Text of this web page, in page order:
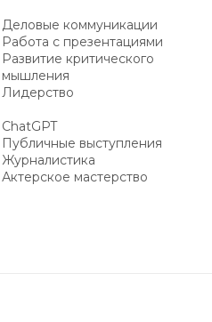
Деловые коммуникации
Работа с презентациями
Развитие критического
мышления
Лидерство
ChatGPT
Публичные выступления
Журналистика
Актерское мастерство